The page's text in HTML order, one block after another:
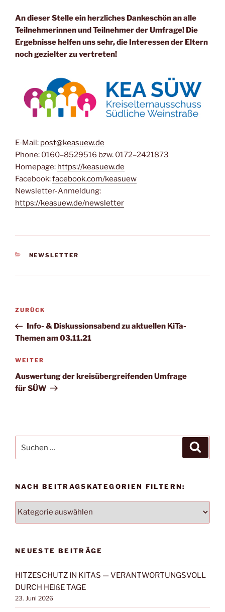
An die­ser Stel­le ein herz­li­ches Dan­ke­schön an alle
Teil­neh­me­rin­nen und Teil­neh­mer der Umfra­ge! Die
Ergeb­nis­se hel­fen uns sehr, die Inter­es­sen der Eltern
noch geziel­ter zu vertreten!
E‑Mail: post@keasuew.de
Pho­ne: 0160–8529516 bzw. 0172–2421873
Home­page: https://keasuew.de
Face­book:facebook.com/keasuew
News­let­ter-Anmel­dung:
https://keasuew.de/newsletter
KATEGORIEN
NEWSLETTER
Beitragsnavigation
Vorheriger
Beitrag
ZURÜCK
Info- & Diskussionsabend zu aktuellen KiTa-
Themen am 03.11.21
Nächster
Beitrag
WEITER
Auswertung der kreisübergreifenden Umfrage
für SÜW
nach:
NACH BEITRAGSKATEGORIEN FILTERN:
BEITRAGSKATEGORIEN
NEUESTE BEITRÄGE
HITZESCHUTZ IN KITAS — VERANTWORTUNGSVOLL
DURCH HEIßE TAGE
23. Juni 2026